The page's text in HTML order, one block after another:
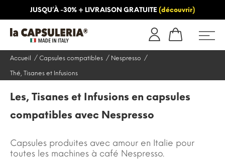
JUSQU’À -30% + LIVRAISON GRATUITE (découvrir)
Accueil Capsules compatibles Nespresso
Thé, Tisanes et Infusions
Les, Tisanes et Infusions en capsules
compatibles avec Nespresso
Capsules produites avec amour en Italie pour
toutes les machines à café Nespresso.